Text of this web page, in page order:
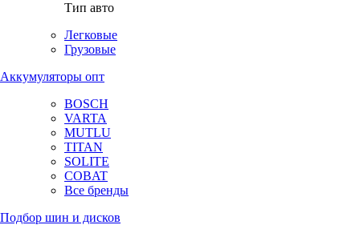
Тип авто
Легковые
Грузовые
Аккумуляторы опт
BOSCH
VARTA
MUTLU
TITAN
SOLITE
COBAT
Все бренды
Подбор шин и дисков